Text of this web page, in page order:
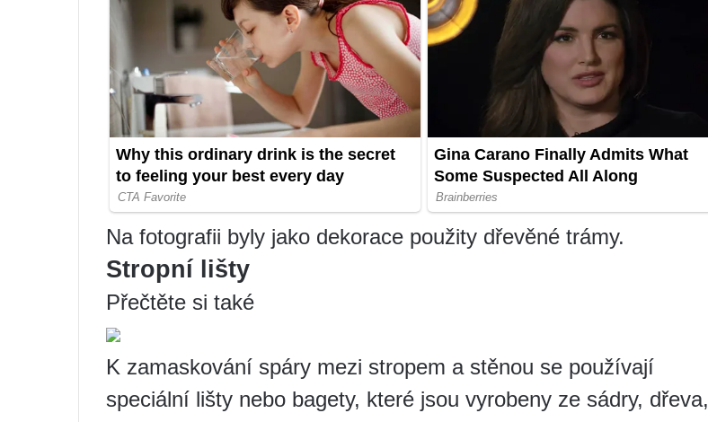
Na fotografii byly jako dekorace použity dřevěné trámy.
Stropní lišty
Přečtěte si také
K zamaskování spáry mezi stropem a stěnou se používají
speciální lišty nebo bagety, které jsou vyrobeny ze sádry, dřeva,